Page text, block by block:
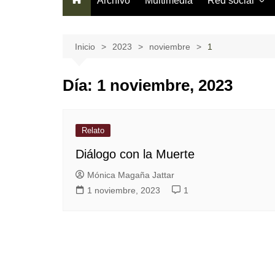
Código de
Inicio 2023 noviembre 1
Día: 1 noviembre, 2023
Relato
Diálogo con la Muerte
Mónica Magaña Jattar
1 noviembre, 2023
1